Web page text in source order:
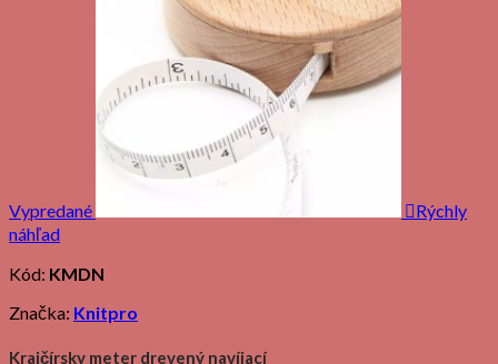
Vypredané Rýchly
náhľad
Kód: KMDN
Značka: Knitpro
Krajčírsky meter drevený navíjací